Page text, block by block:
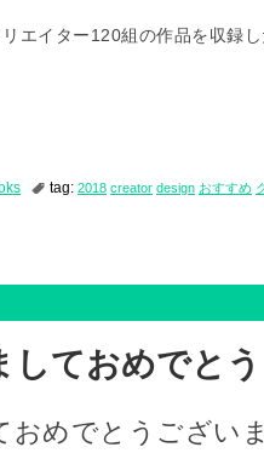
エイター120組の作品を収録
tag: 2018 creator design おすすめ
しておめでと
おめでとうござい